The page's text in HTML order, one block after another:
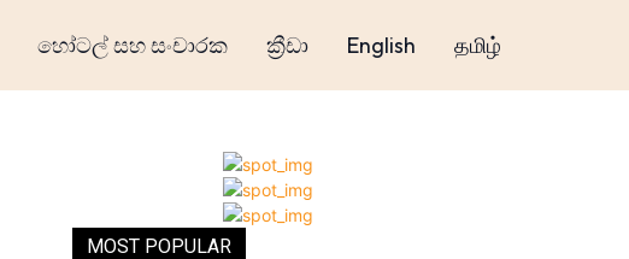
හෝටල් සහ සංචාරක ක්‍රීඩා English தமிழ்
MOST POPULAR